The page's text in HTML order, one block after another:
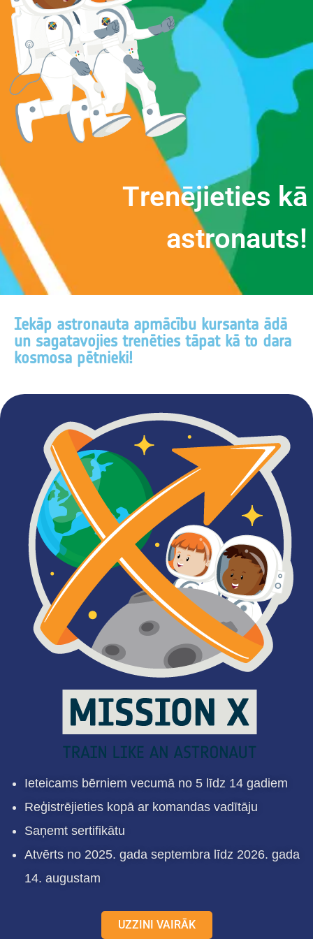
Trenējieties kā
astronauts!
Iekāp astronauta apmācību kursanta ādā
un sagatavojies trenēties tāpat kā to dara
kosmosa pētnieki!
Ieteicams bērniem vecumā no 5 līdz 14 gadiem
Reģistrējieties kopā ar komandas vadītāju
Saņemt sertifikātu
Atvērts no 2025. gada septembra līdz 2026. gada
14. augustam
UZZINI VAIRĀK